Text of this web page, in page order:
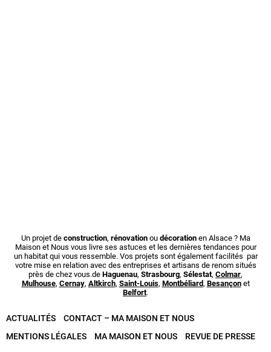
Un projet de construction, rénovationou décorationen Alsace ? Ma
Maison et Nous vous livre ses astuces et les dernières tendances pour
un habitat qui vous ressemble. Vos projets sont également facilités par
votre mise en relation avec des entreprises et artisans de renom situés
près de chez vous.de Haguenau, Strasbourg, Sélestat, Colmar,
Mulhouse, Cernay, Altkirch, Saint-Louis, Montbéliard, Besançonet
Belfort.
ACTUALITÉS
CONTACT – MA MAISON ET NOUS
MENTIONS LÉGALES
MA MAISON ET NOUS REVUE DE PRESSE